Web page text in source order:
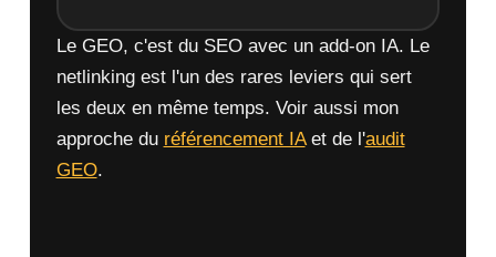
Le GEO, c'est du SEO avec un add-on IA. Le
netlinking est l'un des rares leviers qui sert
les deux en même temps. Voir aussi mon
approche du référencement IAet de l'audit
GEO.